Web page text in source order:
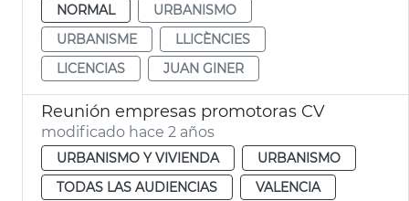
NORMAL
URBANISMO
URBANISME
LLICÈNCIES
LICENCIAS
JUAN GINER
Reunión empresas promotoras CV
modificado hace 2 años
URBANISMO Y VIVIENDA
URBANISMO
TODAS LAS AUDIENCIAS
VALENCIA